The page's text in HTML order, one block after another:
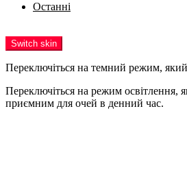
Останні
Switch skin
Переключіться на темний режим,
Переключіться на режим освітлення,
приємним для очей в денний час.